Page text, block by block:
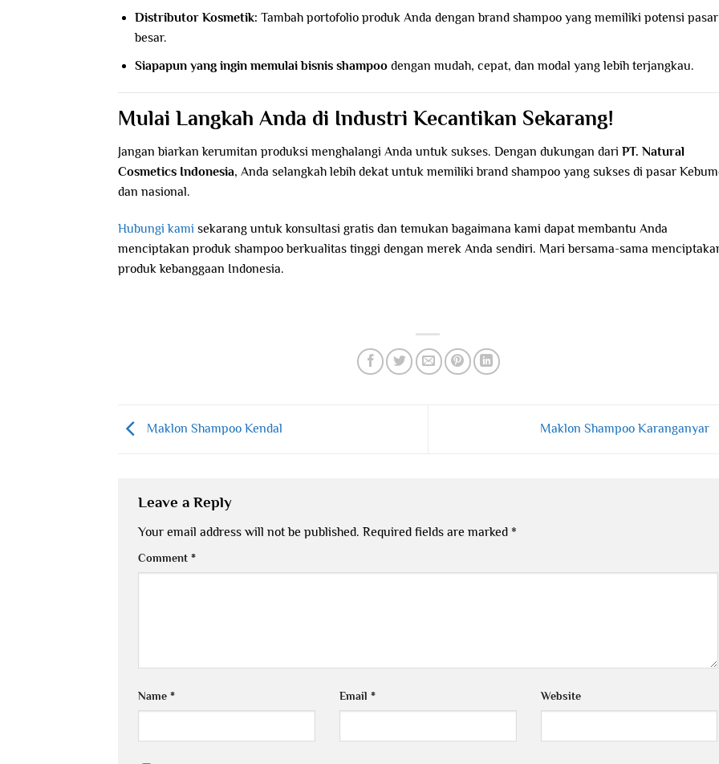
Distributor Kosmetik: Tambah portofolio produk Anda dengan brand shampoo yang memiliki potensi pasar
besar.
Siapapun yang ingin memulai bisnis shampoodengan mudah, cepat, dan modal yang lebih terjangkau.
Mulai Langkah Anda di Industri Kecantikan Sekarang!
Jangan biarkan kerumitan produksi menghalangi Anda untuk sukses. Dengan dukungan dari PT. Natural
Cosmetics Indonesia, Anda selangkah lebih dekat untuk memiliki brand shampoo yang sukses di pasar
dan nasional.
Hubungi kami sekarang untuk konsultasi gratis dan temukan bagaimana kami dapat membantu Anda
menciptakan produk shampoo berkualitas tinggi dengan merek Anda sendiri. Mari bersama-sama
produk kebanggaan Indonesia.
Maklon Shampoo Kendal Maklon Shampoo Karanganyar
Leave a Reply
Your email address will not be published. Required fields are marked *
Comment *
Name * Email * Website